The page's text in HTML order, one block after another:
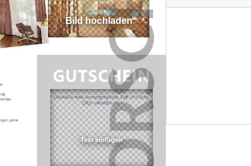
Bild hochladen